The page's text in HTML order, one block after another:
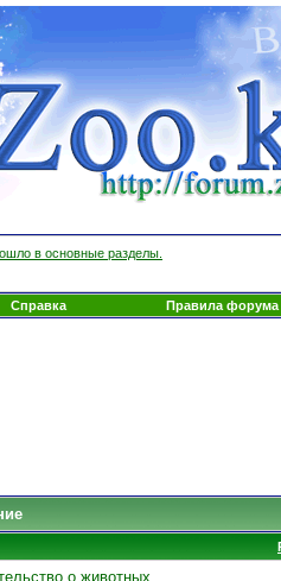
в основные разделы.
Справка Правила форума
о животных